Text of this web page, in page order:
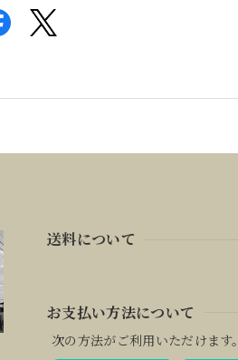
送料について
お支払い方法について
次の方法がご利用いただけます。